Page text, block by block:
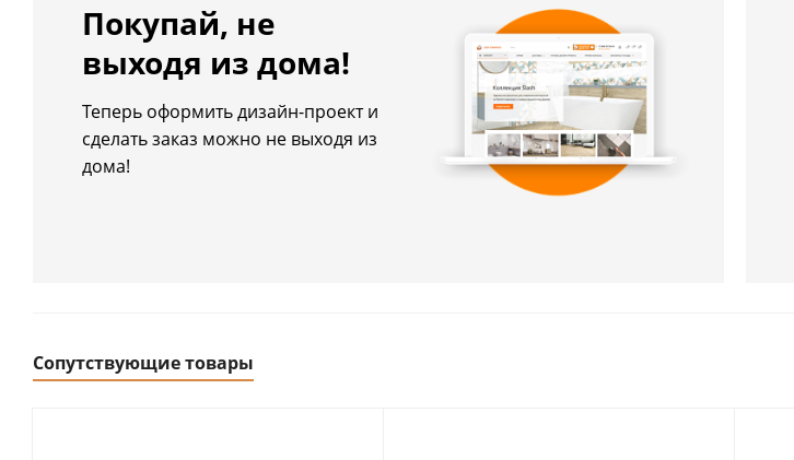
Покупай, не
выходя из дома!
Теперь оформить дизайн-проект и
сделать заказ можно не выходя из
дома!
Сопутствующие товары